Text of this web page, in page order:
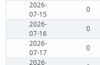
2026-
07-15
0
2026-
07-16
0
2026-
07-17
0
2026-